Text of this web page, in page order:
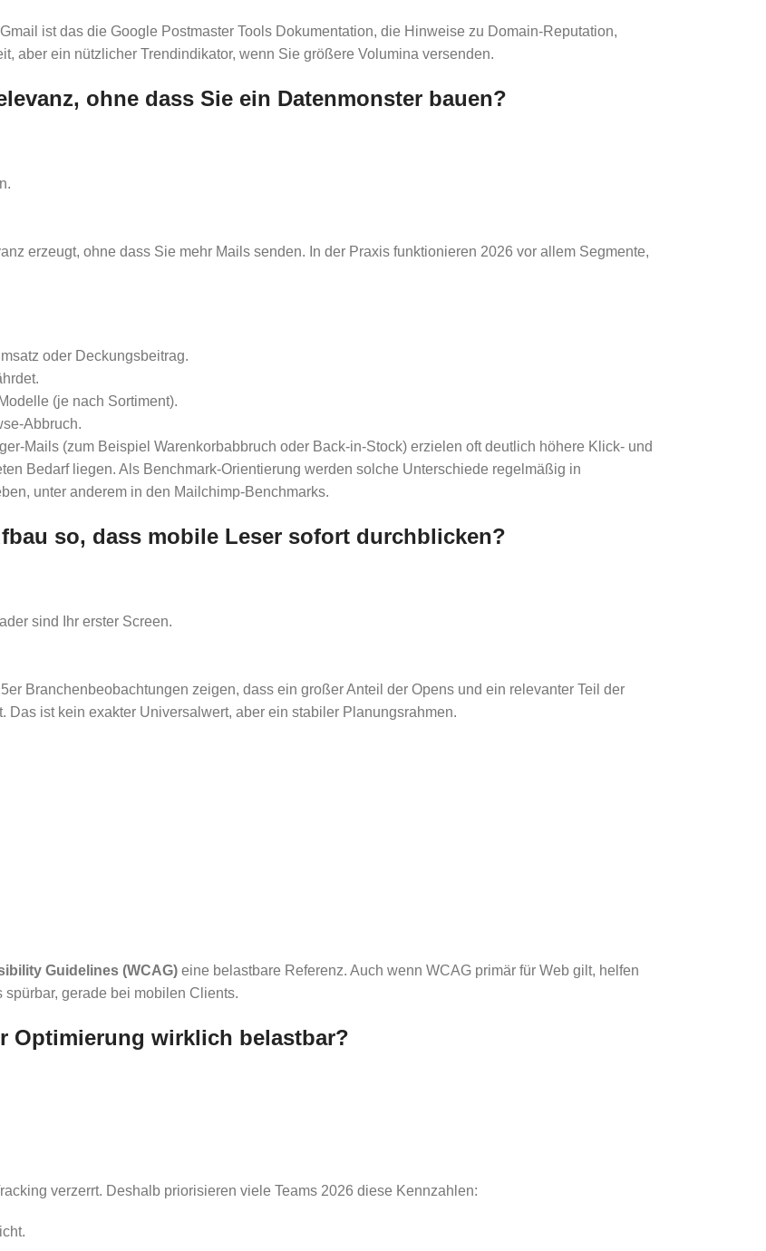
ist das die Google Postmaster Tools Dokumentation, die Hinweise zu Domain-Reputation,
aber ein nützlicher Trendindikator, wenn Sie größere Volumina versenden.
ohne dass Sie ein Datenmonster bauen?
erzeugt, ohne dass Sie mehr Mails senden. In der Praxis funktionieren 2026 vor allem Segmente,
oder Deckungsbeitrag.
(je nach Sortiment).
Abbruch.
Mails (zum Beispiel Warenkorbabbruch oder Back-in-Stock) erzielen oft deutlich höhere Klick- und
Bedarf liegen. Als Benchmark-Orientierung werden solche Unterschiede regelmäßig in
unter anderem in den Mailchimp-Benchmarks.
so, dass mobile Leser sofort durchblicken?
sind Ihr erster Screen.
Branchenbeobachtungen zeigen, dass ein großer Anteil der Opens und ein relevanter Teil der
ist kein exakter Universalwert, aber ein stabiler Planungsrahmen.
Guidelines (WCAG) eine belastbare Referenz. Auch wenn WCAG primär für Web gilt, helfen
gerade bei mobilen Clients.
Optimierung wirklich belastbar?
verzerrt. Deshalb priorisieren viele Teams 2026 diese Kennzahlen: